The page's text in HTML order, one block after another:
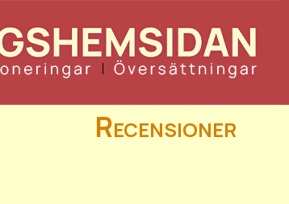
Recensioner